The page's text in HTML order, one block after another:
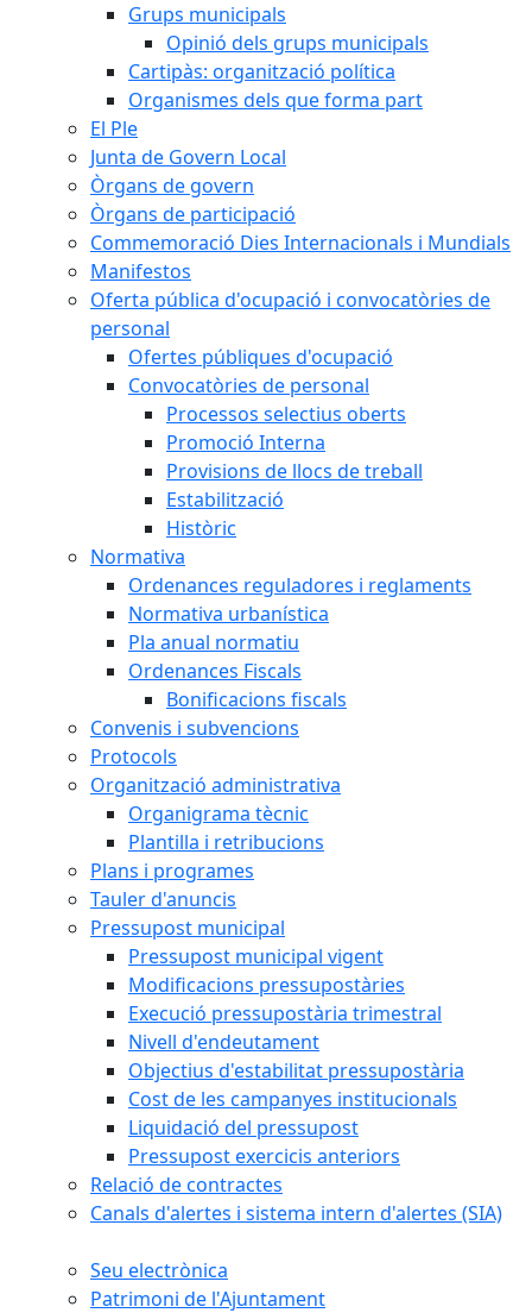
Grups municipals
Opinió dels grups municipals
Cartipàs: organització política
Organismes dels que forma part
El Ple
Junta de Govern Local
Òrgans de govern
Òrgans de participació
Commemoració Dies Internacionals i Mundials
Manifestos
Oferta pública d'ocupació i convocatòries de
personal
Ofertes públiques d'ocupació
Convocatòries de personal
Processos selectius oberts
Promoció Interna
Provisions de llocs de treball
Estabilització
Històric
Normativa
Ordenances reguladores i reglaments
Normativa urbanística
Pla anual normatiu
Ordenances Fiscals
Bonificacions fiscals
Convenis i subvencions
Protocols
Organització administrativa
Organigrama tècnic
Plantilla i retribucions
Plans i programes
Tauler d'anuncis
Pressupost municipal
Pressupost municipal vigent
Modificacions pressupostàries
Execució pressupostària trimestral
Nivell d'endeutament
Objectius d'estabilitat pressupostària
Cost de les campanyes institucionals
Liquidació del pressupost
Pressupost exercicis anteriors
Relació de contractes
Canals d'alertes i sistema intern d'alertes (SIA)
Seu electrònica
Patrimoni de l'Ajuntament